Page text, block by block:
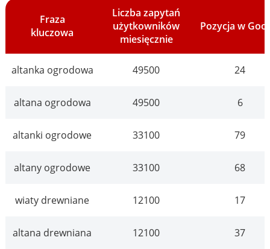
Fraza
kluczowa
Liczba zapytań
użytkowników
miesięcznie
Pozycja w
altanka ogrodowa 49500 24
altana ogrodowa 49500 6
altanki ogrodowe 33100 79
altany ogrodowe 33100 68
wiaty drewniane 12100 17
altana drewniana 12100 37